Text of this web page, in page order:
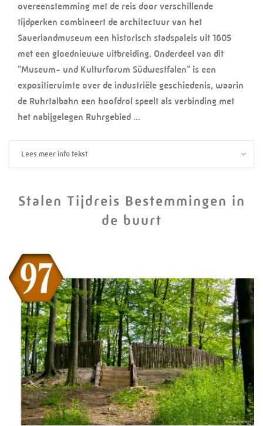
overeenstemming met de reis door verschillende
tijdperken combineert de architectuur van het
Sauerlandmuseum een historisch stadspaleis uit 1605
met een gloednieuwe uitbreiding. Onderdeel van dit
"Museum- und Kulturforum Südwestfalen" is een
expositieruimte over de industriële geschiedenis, waarin
de Ruhrtalbahn een hoofdrol speelt als verbinding met
het nabijgelegen Ruhrgebied ...
Lees meer info tekst
Stalen Tijdreis Bestemmingen in
de buurt